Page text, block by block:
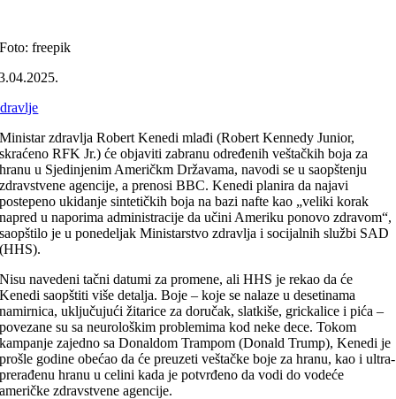
Foto: freepik
Ministar zdravlja Robert Kenedi mlađi (Robert Kennedy Junior,
skraćeno RFK Jr.) će objaviti zabranu određenih veštačkih boja za
hranu u Sjedinjenim Američkm Državama, navodi se u saopštenju
zdravstvene agencije, a prenosi BBC. Kenedi planira da najavi
postepeno ukidanje sintetičkih boja na bazi nafte kao „veliki korak
napred u naporima administracije da učini Ameriku ponovo zdravom“,
saopštilo je u ponedeljak Ministarstvo zdravlja i socijalnih službi SAD
(HHS).
Nisu navedeni tačni datumi za promene, ali HHS je rekao da će
Kenedi saopštiti više detalja. Boje – koje se nalaze u desetinama
namirnica, uključujući žitarice za doručak, slatkiše, grickalice i pića –
povezane su sa neurološkim problemima kod neke dece. Tokom
kampanje zajedno sa Donaldom Trampom (Donald Trump), Kenedi je
prošle godine obećao da će preuzeti veštačke boje za hranu, kao i ultra-
prerađenu hranu u celini kada je potvrđeno da vodi do vodeće
američke zdravstvene agencije.